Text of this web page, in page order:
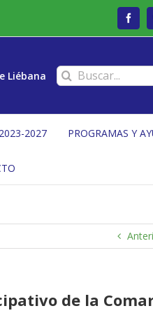
Liébana Buscar:
2027 PROGRAMAS Y
de la